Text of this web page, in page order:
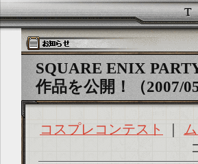
SQUARE ENIX
作品を公開！（2007/
コスプレコンテスト